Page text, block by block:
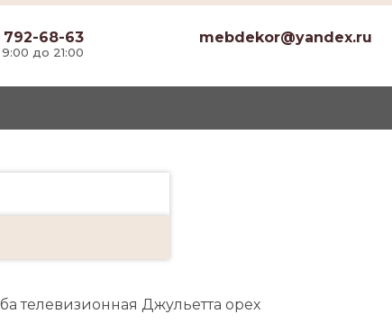
792-68-63
до 21:00
mebdekor@yandex.ru
телевизионная Джульетта орех